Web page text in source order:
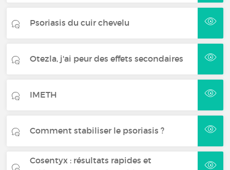
Psoriasis du cuir chevelu
Otezla, j'ai peur des effets secondaires
IMETH
Comment stabiliser le psoriasis ?
Cosentyx : résultats rapides et